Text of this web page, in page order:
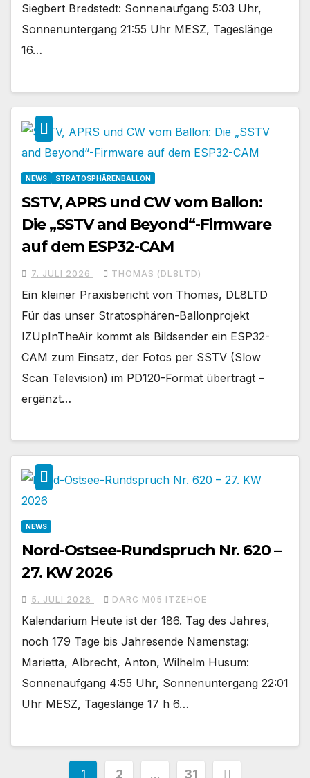
Siegbert Bredstedt: Sonnenaufgang 5:03 Uhr,
Sonnenuntergang 21:55 Uhr MESZ, Tageslänge
16…
NEWS STRATOSPHÄRENBALLON
SSTV, APRS und CW vom Ballon:
Die „SSTV and Beyond“-Firmware
auf dem ESP32-CAM
7. JULI 2026 THOMAS (DL8LTD)
Ein kleiner Praxisbericht von Thomas, DL8LTD
Für das unser Stratosphären-Ballonprojekt
IZUpInTheAir kommt als Bildsender ein ESP32-
CAM zum Einsatz, der Fotos per SSTV (Slow
Scan Television) im PD120-Format überträgt –
ergänzt…
NEWS
Nord-Ostsee-Rundspruch Nr. 620 –
27. KW 2026
5. JULI 2026 DARC M05 ITZEHOE
Kalendarium Heute ist der 186. Tag des Jahres,
noch 179 Tage bis Jahresende Namenstag:
Marietta, Albrecht, Anton, Wilhelm Husum:
Sonnenaufgang 4:55 Uhr, Sonnenuntergang 22:01
Uhr MESZ, Tageslänge 17 h 6…
1 2 … 31